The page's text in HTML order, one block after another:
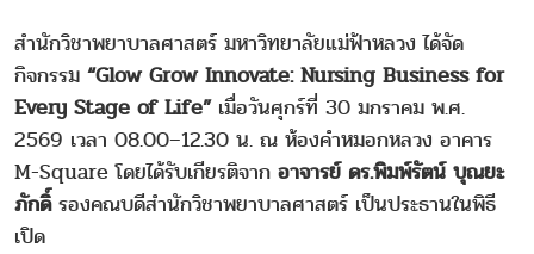
สำนักวิชาพยาบาลศาสตร์ มหาวิทยาลัยแม่ฟ้าหลวง ได้จัด
กิจกรรม “Glow Grow Innovate: Nursing Business for
Every Stage of Life”เมื่อวันศุกร์ที่ 30 มกราคม พ.ศ.
2569 เวลา 08.00–12.30 น. ณ ห้องคำหมอกหลวง อาคาร
M-Square โดยได้รับเกียรติจาก อาจารย์ ดร.พิมพ์รัตน์ บุณยะ
ภักดิ์รองคณบดีสำนักวิชาพยาบาลศาสตร์ เป็นประธานในพิธี
เปิด